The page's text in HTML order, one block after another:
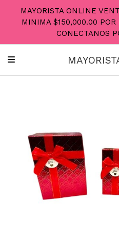
MAYORISTA ONLINE
MINIMA $150,000.00
CONECTANOS